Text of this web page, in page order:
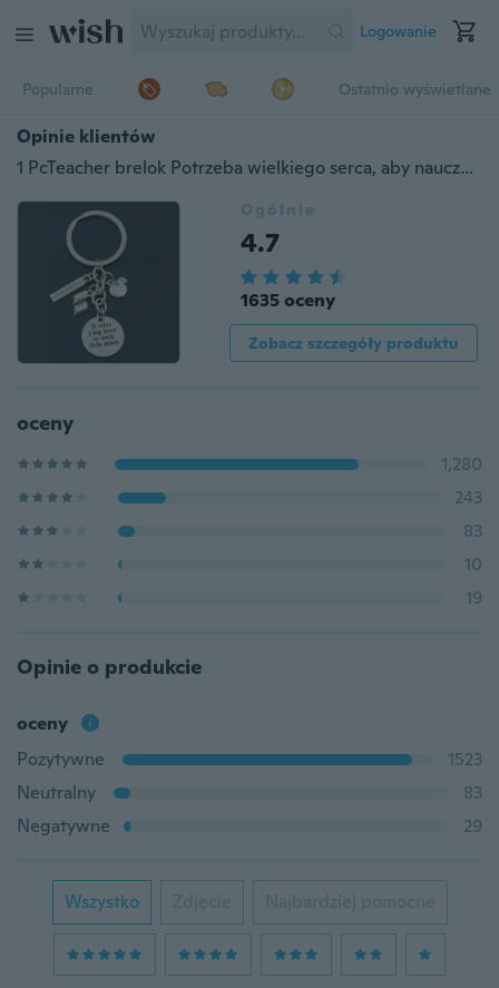
Logowanie
Popularne Ostatnio wyświetlane
Opinie klientów
1 PcTeacher brelok Potrzeba wielkiego serca, aby nauczyć małe umysły brelok szkolna biżuteria na prezent na dzień nauczyciela
Ogólnie
4.7
1635 oceny
Zobacz szczegóły produktu
oceny
1,280
243
83
10
19
Opinie o produkcie
oceny
Pozytywne
1523
Neutralny
83
Negatywne
29
Wszystko Zdjęcie Najbardziej pomocne